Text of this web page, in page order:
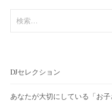
索:
DJセレクション
あなたが大切にしている「お子